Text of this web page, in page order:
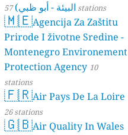
البيئة - أبو ظبي) 57 stations
🇲🇪Agencija Za Zaštitu
Prirode I životne Sredine -
Montenegro Environement
Protection Agency 10
stations
🇫🇷Air Pays De La Loire
26 stations
🇬🇧Air Quality In Wales